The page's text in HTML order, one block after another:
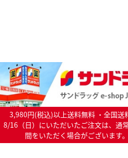
3,980円(税込)以上送料無料 ・全国
8/16（日）にいただいたご注文は、通
間をいただく場合がございます